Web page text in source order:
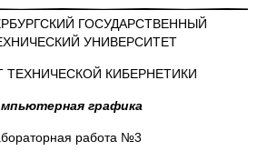
ГОСУДАРСТВЕННЫЙ
УНИВЕРСИТЕТ
ТЕХНИЧЕСКОЙ КИБЕРНЕТИКИ
графика
работа №3